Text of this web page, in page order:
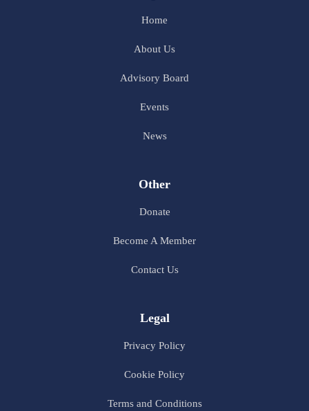
Home
About Us
Advisory Board
Events
News
Other
Donate
Become A Member
Contact Us
Legal
Privacy Policy
Cookie Policy
Terms and Conditions